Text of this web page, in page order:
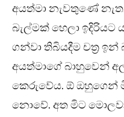
අයත්මා නැවතුණේ
බැල්මක් හෙලා ඉදිරියට
ගන්වා තිබියදීම චත්‍ර
අයත්මාගේ බාහුවෙන්
කෙරුවේය. ඕ ඔහුගෙන්
නොවේ. අත මිට